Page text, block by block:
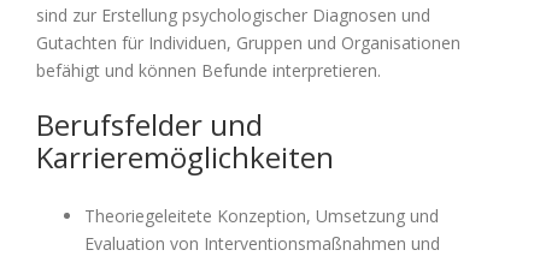
sind zur Erstellung psychologischer Diagnosen und
Gutachten für Individuen, Gruppen und Organisationen
befähigt und können Befunde interpretieren.
Berufsfelder und
Karrieremöglichkeiten
AufgrundTheoriegeleitete Konzeption, Umsetzung und
Evaluation von Interventionsmaßnahmen und